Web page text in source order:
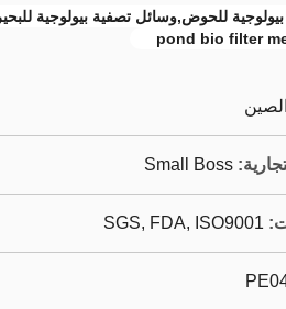
للحوض,وسائل تصفية بيولوجية
pond bio filter
الصين
Small Boss
SGS, FDA, ISO9001